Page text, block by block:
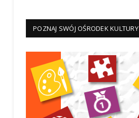
POZNAJ SWÓJ OŚRODEK KULTURY